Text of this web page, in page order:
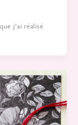
j’ai réalisé